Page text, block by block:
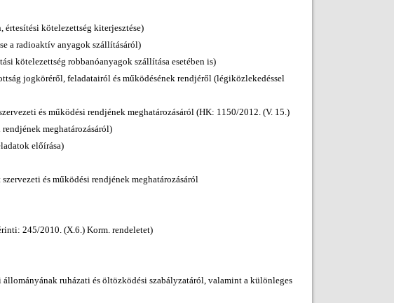
értesítési kötelezettség kiterjesztése)
a radioaktív anyagok szállításáról)
kötelezettség robbanóanyagok szállítása esetében is)
jogköréről, feladatairól és működésének rendjéről (légiközlekedéssel
és működési rendjének meghatározásáról (HK: 1150/2012. (V. 15.)
meghatározásáról)
előírása)
és működési rendjének meghatározásáról
245/2010. (X.6.) Korm. rendeletet)
ruházati és öltözködési szabályzatáról, valamint a különleges